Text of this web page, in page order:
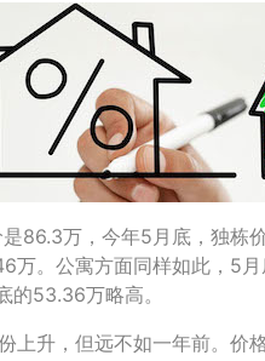
86.3万，今年5月底，独栋
。公寓方面同样如此，5月
的53.36万略高。
升，但远不如一年前。价格